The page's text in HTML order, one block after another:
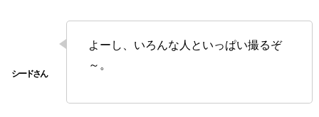
よーし、いろんな人といっぱい撮るぞ
～。